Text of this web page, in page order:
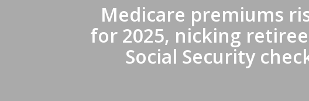
Medicare premiums
for 2025, nicking
Social Security